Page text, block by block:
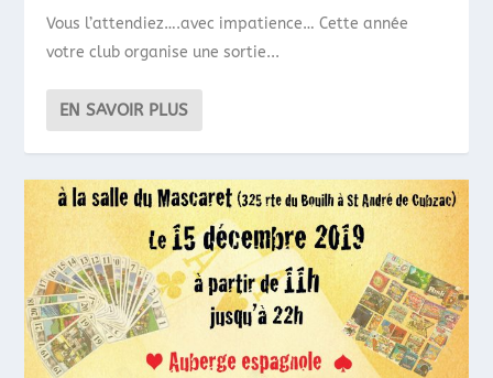
Vous l’attendiez….avec impatience… Cette année
votre club organise une sortie...
EN SAVOIR PLUS